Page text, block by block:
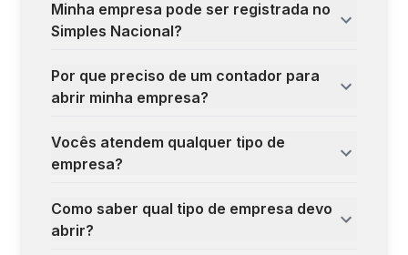
Minha empresa pode ser registrada no
Simples Nacional?
Por que preciso de um contador para
abrir minha empresa?
Vocês atendem qualquer tipo de
empresa?
Como saber qual tipo de empresa devo
abrir?